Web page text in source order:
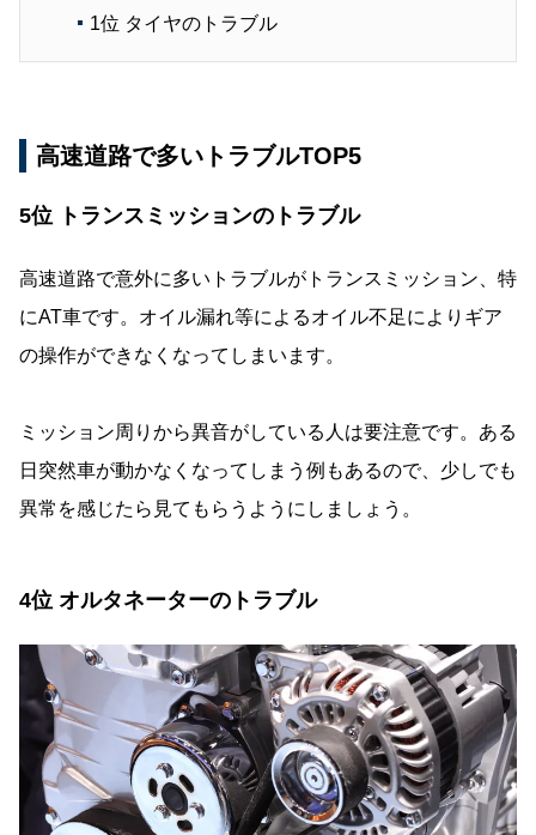
1位 タイヤのトラブル
高速道路で多いトラブルTOP5
5位 トランスミッションのトラブル
高速道路で意外に多いトラブルがトランスミッション、特
にAT車です。オイル漏れ等によるオイル不足によりギア
の操作ができなくなってしまいます。
ミッション周りから異音がしている人は要注意です。ある
日突然車が動かなくなってしまう例もあるので、少しでも
異常を感じたら見てもらうようにしましょう。
4位 オルタネーターのトラブル